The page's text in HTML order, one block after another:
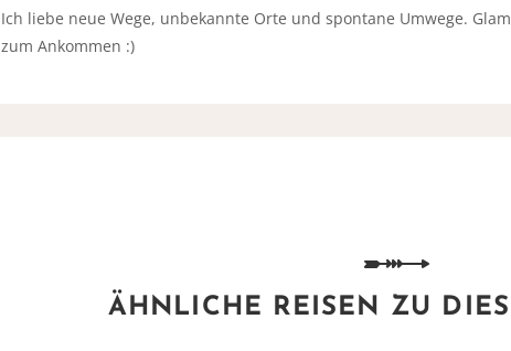
Ich liebe neue Wege, unbekannte Orte und spontane Umwege.
zum Ankommen :)
ÄHNLICHE REISEN ZU